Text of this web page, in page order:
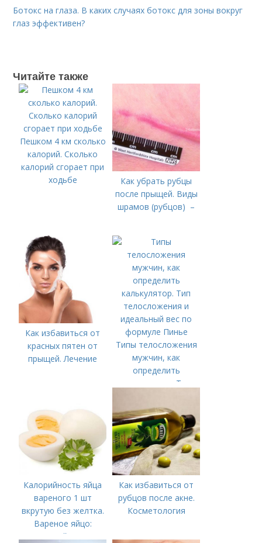
Ботокс на глаза. В каких случаях ботокс для зоны вокруг
глаз эффективен?
Читайте также
Пешком 4 км сколько
калорий. Сколько
калорий сгорает при
ходьбе
Как убрать рубцы
после прыщей. Виды
шрамов (рубцов) –
Как избавиться от
красных пятен от
прыщей. Лечение
Типы телосложения
мужчин, как
определить
калькулятор. Тип
идеальный вес по
формуле Пинье
Калорийность яйца
вареного 1 шт
вкрутую без желтка.
Вареное яйцо:
калорийность
Как избавиться от
рубцов после акне.
Косметология